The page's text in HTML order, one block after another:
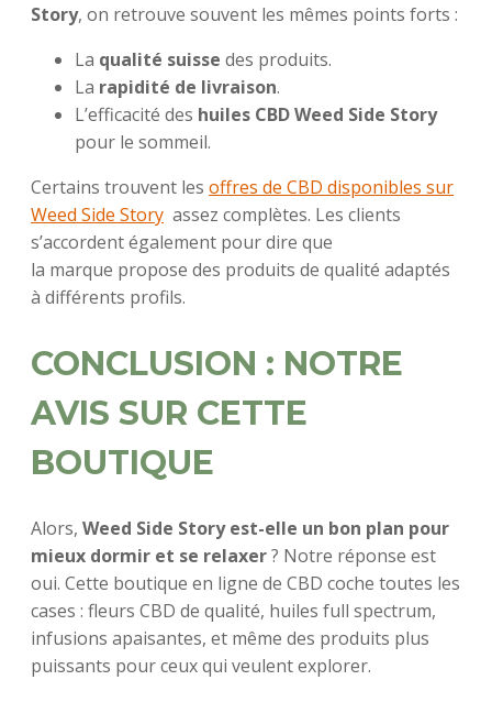
Story, on retrouve souvent les mêmes points forts :
La qualité suisse des produits.
La rapidité de livraison.
L’efficacité des huiles CBD Weed Side Story
pour le sommeil.
Certains trouvent les offres de CBD disponibles sur
Weed Side Story assez complètes. Les clients
s’accordent également pour dire que
la marque propose des produits de qualité adaptés
à différents profils.
CONCLUSION : NOTRE
AVIS SUR CETTE
BOUTIQUE
Alors, Weed Side Story est-elle un bon plan pour
mieux dormir et se relaxer? Notre réponse est
oui. Cette boutique en ligne de CBD coche toutes les
cases : fleurs CBD de qualité, huiles full spectrum,
infusions apaisantes, et même des produits plus
puissants pour ceux qui veulent explorer.